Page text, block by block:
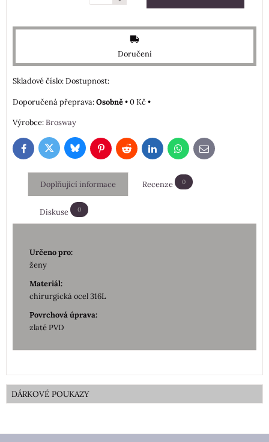
Doručení
Skladové číslo:Dostupnost:
Osobně•0 Kč•
Výrobce:Brosway
FacebookTwitterBlueskyPinterestRedditLinkedInWhatsApp
E-
mail
Doplňující informace Recenze 0
Diskuse 0
Určeno pro:
ženy
Materiál:
chirurgická ocel 316L
Povrchová úprava:
zlaté PVD
DÁRKOVÉ POUKAZY